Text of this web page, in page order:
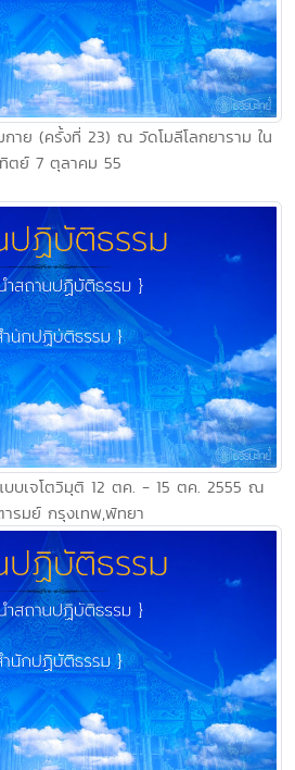
กาย (ครั้งที่ 23) ณ วัดโมลีโลกยาราม ใน
ตย์ 7 ตุลาคม 55
บเจโตวิมุติ 12 ตค. - 15 ตค. 2555 ณ
รมย์ กรุงเทพ,พัทยา